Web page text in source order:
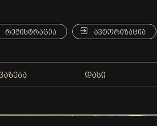
ᲠᲔᲒᲘᲡᲢᲠᲐᲪᲘᲐ ᲐᲕᲢᲝᲠᲘᲖᲐᲪᲘᲐ
ᲓᲐᲡᲘ